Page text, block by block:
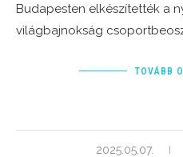
Budapesten elkészítették a
világbajnokság
TOVÁBB
2025.05.07.